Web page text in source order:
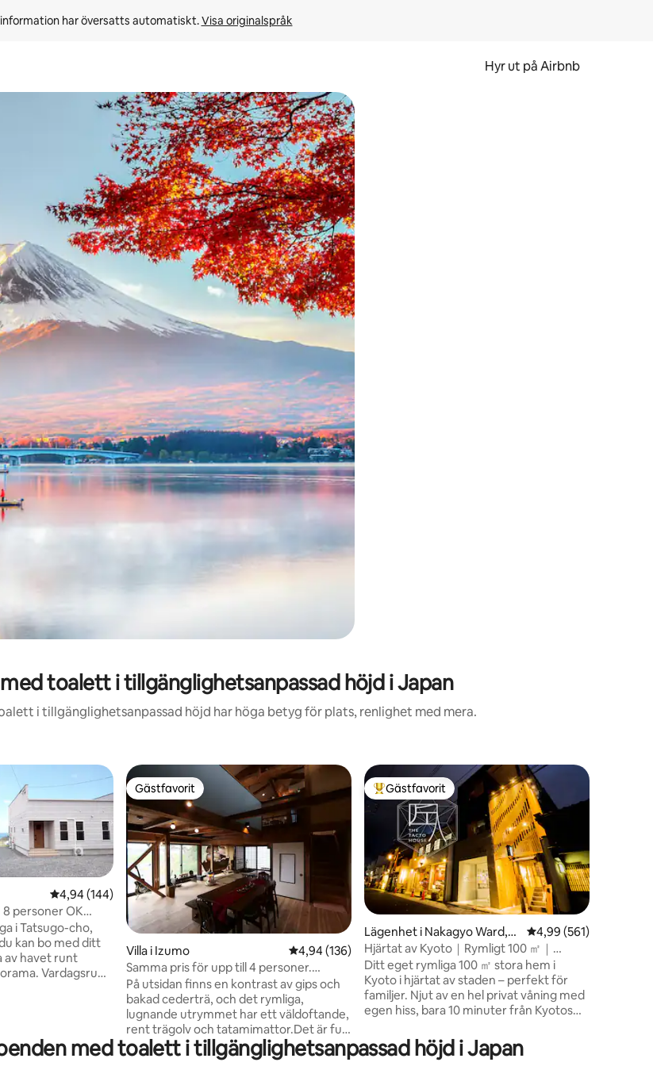
information har översatts automatiskt. Visa originalspråk
Hyr ut på Airbnb
eller utforska genom att trycka eller svepa.
toalett i tillgänglighetsanpassad höjd i Japan
i tillgänglighetsanpassad höjd har höga betyg för plats, renlighet med mera.
omdömen
4,94 av 5 i genomsnittligt betyg, 144 omdömen
4,94 (144)
personer OK
där du kan bo
i Tatsugo-cho,
kan bo med ditt
Vardagsrum
Gästfavorit
Gästfavorit
Villa i Izumo 4,94 av 5 i genomsnittligt betyg, 136 omdömen
4,94 (136)
Samma pris för upp till 4 personer.
Kapacitet 10 personer. 140 m², njut av en
vacker solnedgång i en villa vid floden!
På utsidan finns en kontrast av gips och
bakad cederträ, och det rymliga,
lugnande utrymmet har ett väldoftande,
rent trägolv och tatamimattor.Det är fullt
utrustat med en nedsänkt kotatsu, ett 1-
tsubo bad, en washlet, ett systemkök
Populär gästfavorit
Gästfavorit
Lägenhet i Nakagyo Ward,K
yoto-shi
4,99 av 5 i
4,99 (561)
Hjärtat av Kyoto｜Rymligt 100 ㎡｜
Rymmer 6
Ditt eget rymliga 100 ㎡ stora hem i
Kyoto i hjärtat av staden – perfekt för
familjer. Njut av en hel privat våning med
egen hiss, bara 10 minuter från Kyotos
enkel tillgång till Fushimi Inari,
Arashiyama Koppla av i ett äkta bad med
med toalett i tillgänglighetsanpassad höjd i Japan